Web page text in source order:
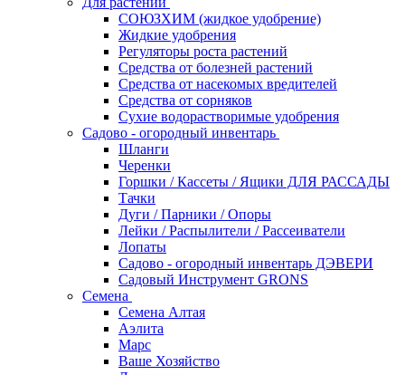
СОЮЗХИМ (жидкое удобрение)
Жидкие удобрения
Регуляторы роста растений
Средства от болезней растений
Средства от насекомых вредителей
Средства от сорняков
Сухие водорастворимые удобрения
Садово - огородный инвентарь
Шланги
Черенки
Горшки / Кассеты / Ящики ДЛЯ РАССАДЫ
Тачки
Дуги / Парники / Опоры
Лейки / Распылители / Рассеиватели
Лопаты
Садово - огородный инвентарь ДЭВЕРИ
Садовый Инструмент GRONS
Семена
Семена Алтая
Аэлита
Марс
Ваше Хозяйство